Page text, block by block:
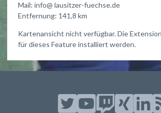
Mail: info@ lausitzer-fuechse.de
Entfernung: 141,8 km
Kartenansicht nicht verfügbar. Die
für dieses Feature installiert werden.